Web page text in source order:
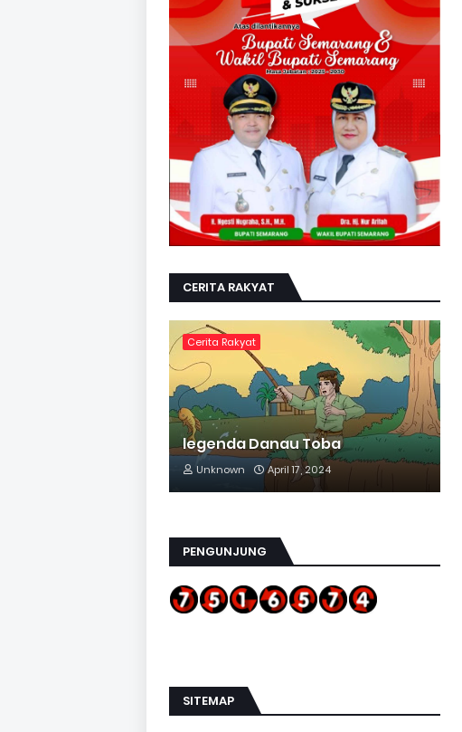
CERITA RAKYAT
Cerita Rakyat
legenda Danau Toba
Unknown April 17, 2024
PENGUNJUNG
SITEMAP